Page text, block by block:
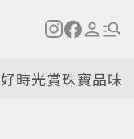
好時光賞珠寶品味